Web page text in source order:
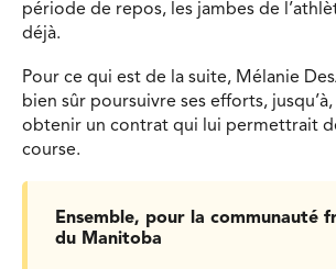
période de repos, les jambes de
déjà.
Pour ce qui est de la suite, Mélanie
bien sûr poursuivre ses efforts, jusqu’à,
obtenir un contrat qui lui permettrait
course.
Ensemble, pour la communauté
du Manitoba